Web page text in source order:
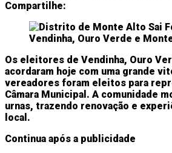
Compartilhe:
Os eleitores de Vendinha, Ouro
acordaram hoje com uma grande
vereadores foram eleitos para
Câmara Municipal. A comunidade
urnas, trazendo renovação e
local.
Continua após a publicidade